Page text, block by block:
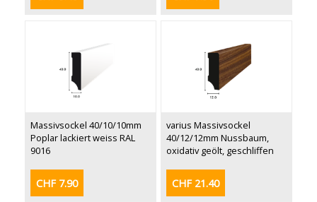
Massivsockel 40/10/10mm
Poplar lackiert weiss RAL
9016
CHF 7.90
varius Massivsockel
40/12/12mm Nussbaum,
oxidativ geölt, geschliffen
CHF 21.40